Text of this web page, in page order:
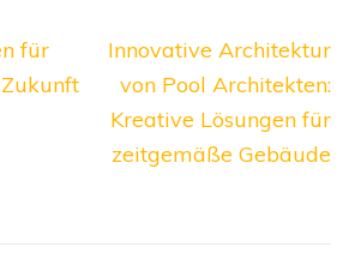
für
Innovative Architektur
von Pool Architekten:
Kreative Lösungen für
zeitgemäße Gebäude